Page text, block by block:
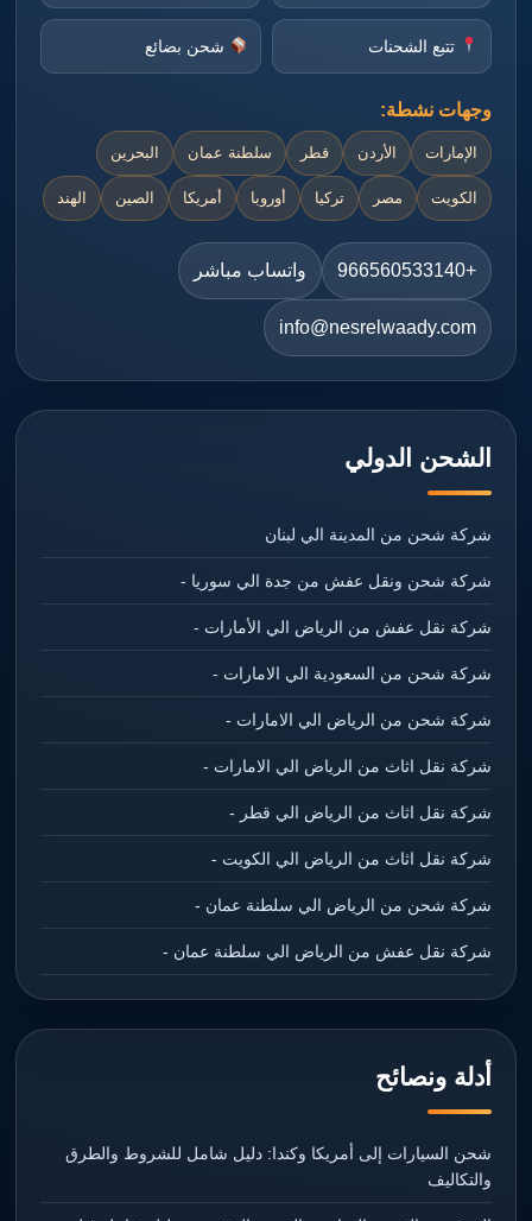
تتبع الشحنات شحن بضائع
وجهات نشطة:
الإمارات الأردن قطر سلطنة عمان البحرين
الكويت مصر تركيا أوروبا أمريكا الصين الهند
+966560533140 واتساب مباشر
info@nesrelwaady.com
الشحن الدولي
شركة شحن من المدينة الي لبنان
شركة شحن ونقل عفش من جدة الي سوريا -
شركة نقل عفش من الرياض الي الأمارات -
شركة شحن من السعودية الي الامارات -
شركة شحن من الرياض الي الامارات -
شركة نقل اثاث من الرياض الي الامارات -
شركة نقل اثاث من الرياض الي قطر -
شركة نقل اثاث من الرياض الي الكويت -
شركة شحن من الرياض الي سلطنة عمان -
شركة نقل عفش من الرياض الي سلطنة عمان -
أدلة ونصائح
شحن السيارات إلى أمريكا وكندا: دليل شامل للشروط والطرق
والتكاليف